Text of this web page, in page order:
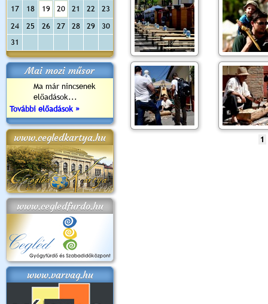
17 18 19 20 21 22
23
24
25 26 27 28 29
30
31
Mai mozi műsor
Ma már nincsenek
előadások...
További előadások »
www.cegledkartya.hu
www.cegledfurdo.hu
www.varvag.hu
1